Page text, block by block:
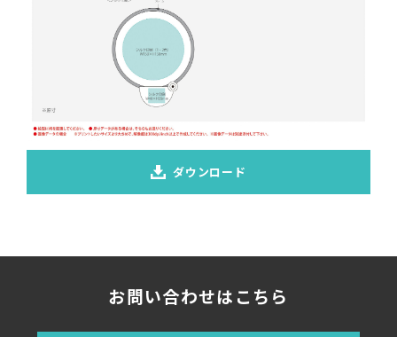
ダウンロード
お問い合わせはこちら